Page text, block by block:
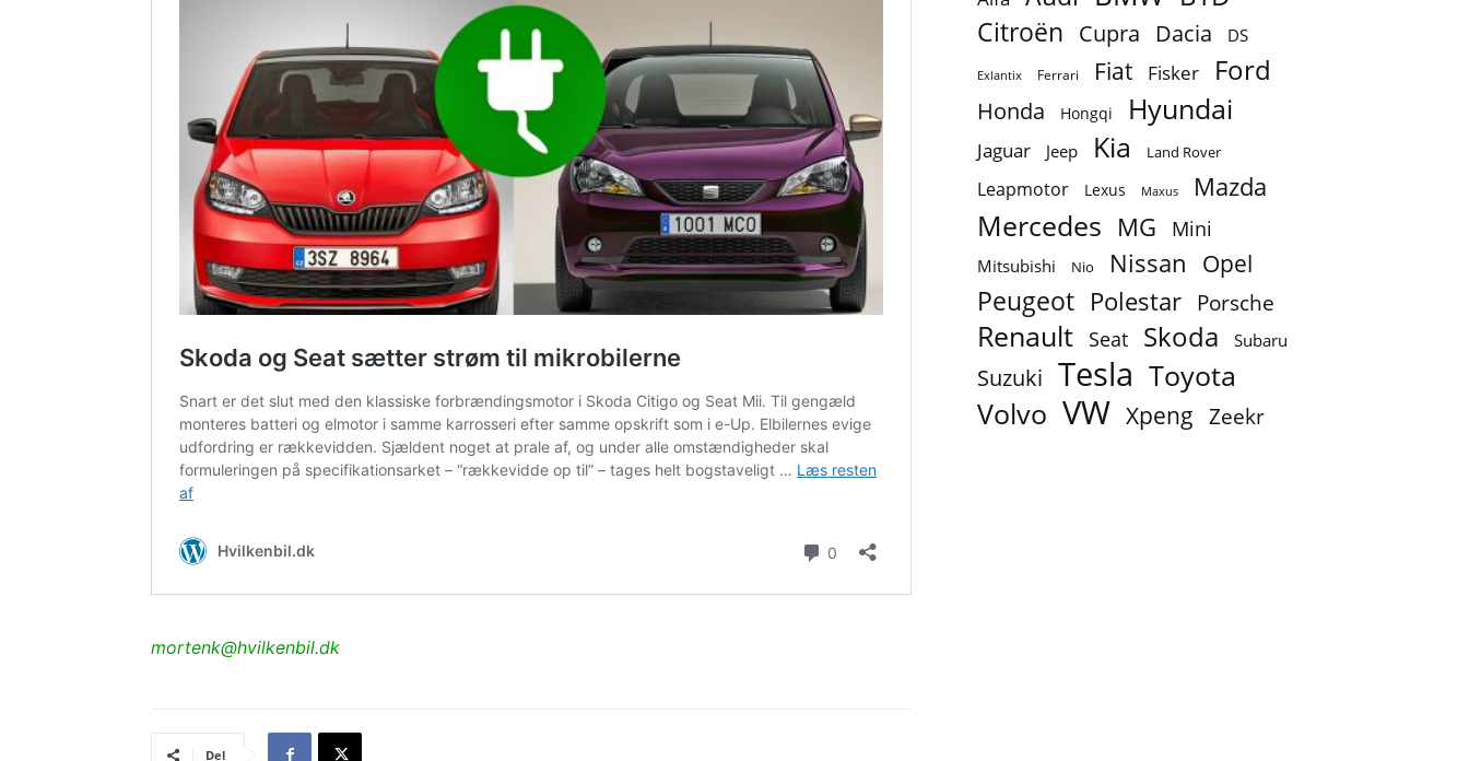
mortenk@hvilkenbil.dk
Del
Citroën Cupra Dacia DS
Exlantix Ferrari Fiat Fisker Ford
Honda Hongqi Hyundai
Jaguar Jeep Kia Land Rover
Leapmotor Lexus Maxus Mazda
Mercedes MG Mini
Mitsubishi Nio Nissan Opel
Peugeot Polestar Porsche
Renault Seat Skoda Subaru
Suzuki Tesla Toyota
Volvo VW Xpeng Zeekr